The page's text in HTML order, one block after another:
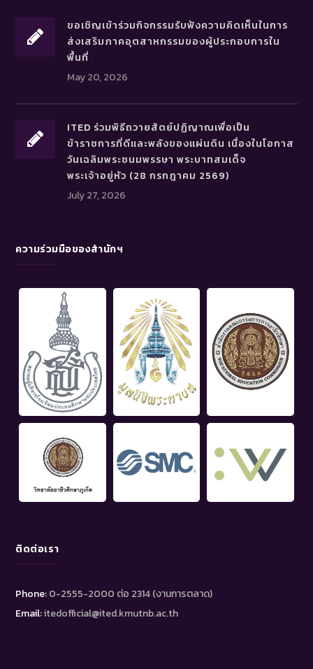
ขอเชิญเข้าร่วมกิจกรรมรับฟังความคิดเห็นในการ
ส่งเสริมภาคอุตสาหกรรมของผู้ประกอบการใน
พื้นที่
May 20, 2026
ITED ร่วมพิธีถวายสัตย์ปฏิญาณเพื่อเป็น
ข้าราชการที่ดีและพลังของแผ่นดิน เนื่องในโอกาส
วันเฉลิมพระชนมพรรษา พระบาทสมเด็จ
พระเจ้าอยู่หัว (28 กรกฎาคม 2569)
July 27, 2026
ความร่วมมือของสำนักฯ
ติดต่อเรา
Phone:0-2555-2000 ต่อ 2314 (งานการตลาด)
Email:itedofficial@ited.kmutnb.ac.th